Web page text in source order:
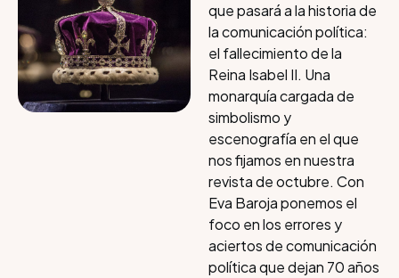
que pasará a la historia de
la comunicación política:
el fallecimiento de la
Reina Isabel II. Una
monarquía cargada de
simbolismo y
escenografía en el que
nos fijamos en nuestra
revista de octubre. Con
Eva Baroja ponemos el
foco en los errores y
aciertos de comunicación
política que dejan 70 años